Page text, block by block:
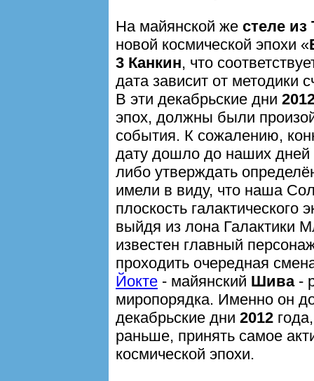
На майянской же стеле из
новой космической эпохи «
3 Канкин, что
дата зависит от методики
В эти декабрьские дни
эпох, должны были
события. К сожалению,
дату дошло до наших дней
либо утверждать
имели в виду, что наша
плоскость галактического
выйдя из лона Галактики
известен главный
проходить очередная
Йокте - майянский Шива-
миропорядка. Именно он
декабрьские дни 2012
раньше, принять самое
космической эпохи.